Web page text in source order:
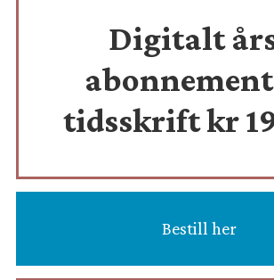
Digitalt
tidsskriftkr
Bestill her